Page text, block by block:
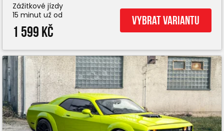
Zážitkové jízdy
15 minut už od
1 599 Kč
Vybrat variantu